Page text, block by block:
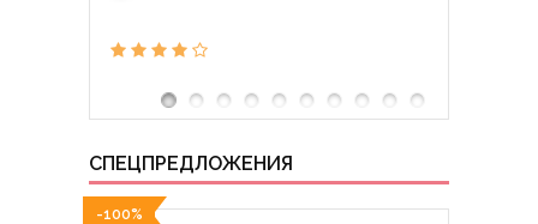
СПЕЦПРЕДЛОЖЕНИЯ
-100%